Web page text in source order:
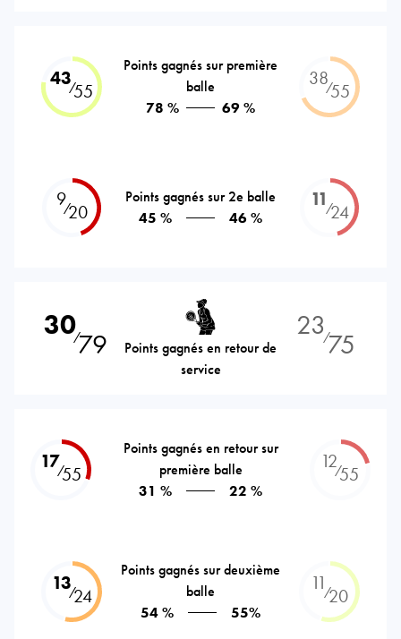
43⁄55
Points gagnés sur première
balle
78 %
69 %
38⁄55
9⁄20
Points gagnés sur 2e balle
45 %
46 %
11⁄24
30⁄79
Points gagnés en retour de
service
23⁄75
17⁄55
Points gagnés en retour sur
première balle
31 %
22 %
12⁄55
13⁄24
Points gagnés sur deuxième
balle
54 %
55%
11⁄20